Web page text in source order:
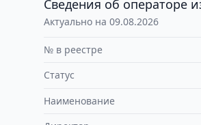
Сведения об операторе
Актуально на 09.08.2026
№ в реестре
Статус
Наименование